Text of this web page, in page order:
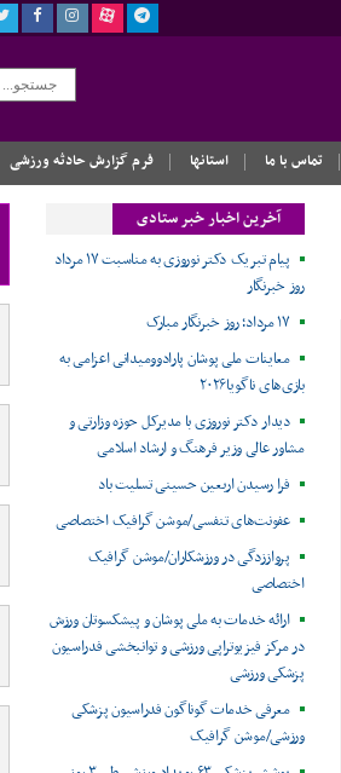
تماس با ما استانها فرم گزارش حادثه ورزشی
آخرین اخبار خبر ستادی
پیام تبریک دکتر نوروزی به مناسبت ۱۷ مرداد
روز خبرنگار
۱۷ مرداد؛ روز خبرنگار مبارک
معاینات ملی پوشان پارادوومیدانی اعزامی به
بازی‌های ناگویا۲۰۲۶
دیدار دکتر نوروزی با مدیرکل حوزه وزارتی و
مشاور عالی وزیر فرهنگ و ارشاد اسلامی
فرا رسیدن اربعین حسینی تسلیت باد
عفونت‌های تنفسی/موشن گرافیک اختصاصی
پرواززدگی در ورزشکاران/موشن گرافیک
اختصاصی
ارائه خدمات به ملی پوشان و پیشکسوتان ورزش
در مرکز فیزیوتراپی ورزشی و توانبخشی فدراسیون
پزشکی ورزشی
معرفی خدمات گوناگون فدراسیون پزشکی
ورزشی/موشن گرافیک